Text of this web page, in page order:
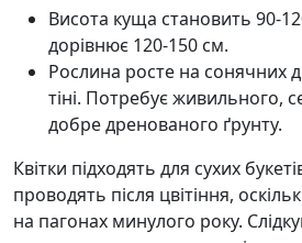
Висота куща становить 90-
дорівнює 120-150 см.
Рослина росте на сонячних
тіні. Потребує живильного,
добре дренованого ґрунту.
Квітки підходять для сухих
проводять після цвітіння,
на пагонах минулого року.